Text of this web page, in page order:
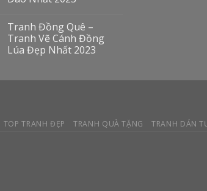
Tranh Đồng Quê –
Tranh Vẽ Cánh Đồng
Lúa Đẹp Nhất 2023
TOP TRANH ĐẸP TRANH QUÀ TẶNG TRANH DÁN